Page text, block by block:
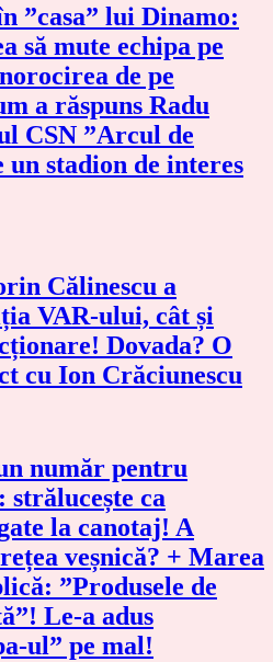
”casa” lui Dinamo:
să mute echipa pe
de pe
a răspuns Radu
CSN ”Arcul de
stadion de interes
Călinescu a
VAR-ului, cât și
Dovada? O
cu Ion Crăciunescu
număr pentru
ca
la canotaj! A
veșnică? + Marea
”Produsele de
Le-a adus
ul” pe mal!